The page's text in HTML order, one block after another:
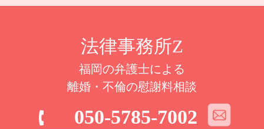
法律事務所Z
福岡の弁護士による
離婚・不倫の慰謝料相談
050-5785-7002